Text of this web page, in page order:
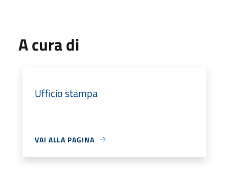
A cura di
Ufficio stampa
VAI ALLA PAGINA